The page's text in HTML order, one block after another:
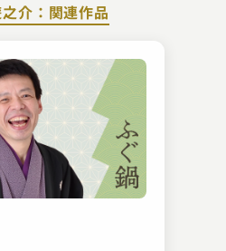
介：関連作品
公と春日山の熊